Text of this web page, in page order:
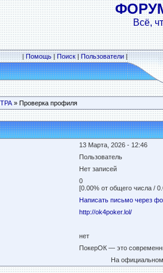
Всё,
|Помощь|Поиск|Пользователи|
» Проверка профиля
13 Марта, 2026 - 12:46
Пользователь
Нет записей
0
[0.00% от общего числа /
Написать письмо через
http://ok4poker.lol/
нет
ПокерОК — это
На официальном